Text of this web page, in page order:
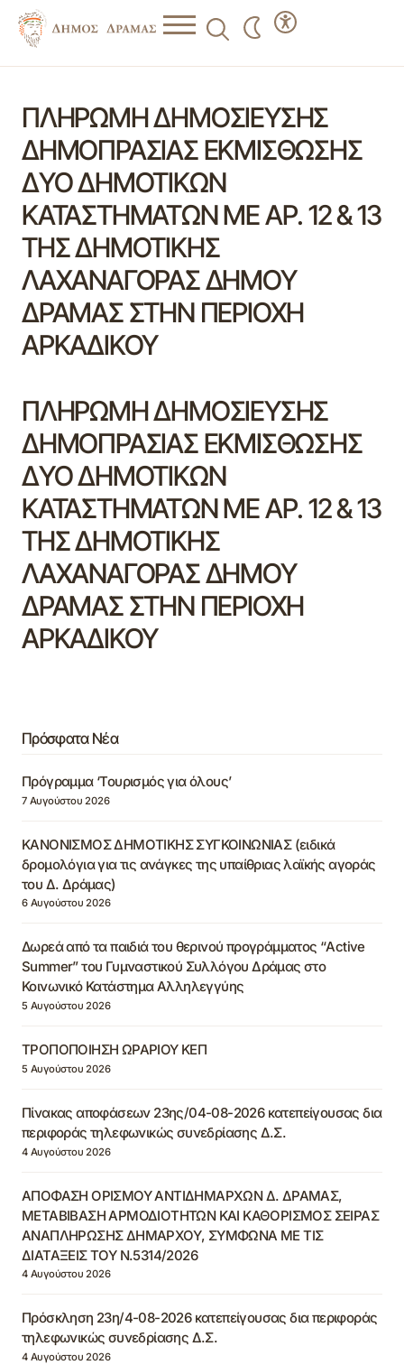
ΠΛΗΡΩΜΗ ΔΗΜΟΣΙΕΥΣΗΣ
ΔΗΜΟΠΡΑΣΙΑΣ ΕΚΜΙΣΘΩΣΗΣ
ΔΥΟ ΔΗΜΟΤΙΚΩΝ
ΚΑΤΑΣΤΗΜΑΤΩΝ ΜΕ ΑΡ. 12 & 13
ΤΗΣ ΔΗΜΟΤΙΚΗΣ
ΛΑΧΑΝΑΓΟΡΑΣ ΔΗΜΟΥ
ΔΡΑΜΑΣ ΣΤΗΝ ΠΕΡΙΟΧΗ
ΑΡΚΑΔΙΚΟΥ
ΠΛΗΡΩΜΗ ΔΗΜΟΣΙΕΥΣΗΣ
ΔΗΜΟΠΡΑΣΙΑΣ ΕΚΜΙΣΘΩΣΗΣ
ΔΥΟ ΔΗΜΟΤΙΚΩΝ
ΚΑΤΑΣΤΗΜΑΤΩΝ ΜΕ ΑΡ. 12 & 13
ΤΗΣ ΔΗΜΟΤΙΚΗΣ
ΛΑΧΑΝΑΓΟΡΑΣ ΔΗΜΟΥ
ΔΡΑΜΑΣ ΣΤΗΝ ΠΕΡΙΟΧΗ
ΑΡΚΑΔΙΚΟΥ
Πρόσφατα Νέα
Πρόγραμμα ‘Τουρισμός για όλους’
7 Αυγούστου 2026
ΚΑΝΟΝΙΣΜΟΣ ΔΗΜΟΤΙΚΗΣ ΣΥΓΚΟΙΝΩΝΙΑΣ (ειδικά
δρομολόγια για τις ανάγκες της υπαίθριας λαϊκής αγοράς
του Δ. Δράμας)
6 Αυγούστου 2026
Δωρεά από τα παιδιά του θερινού προγράμματος “Active
Summer” του Γυμναστικού Συλλόγου Δράμας στο
Κοινωνικό Κατάστημα Αλληλεγγύης
5 Αυγούστου 2026
ΤΡΟΠΟΠΟΙΗΣΗ ΩΡΑΡΙΟΥ ΚΕΠ
5 Αυγούστου 2026
Πίνακας αποφάσεων 23ης/04-08-2026 κατεπείγουσας δια
περιφοράς τηλεφωνικώς συνεδρίασης Δ.Σ.
4 Αυγούστου 2026
ΑΠΟΦΑΣΗ ΟΡΙΣΜΟΥ ΑΝΤΙΔΗΜΑΡΧΩΝ Δ. ΔΡΑΜΑΣ,
ΜΕΤΑΒΙΒΑΣΗ ΑΡΜΟΔΙΟΤΗΤΩΝ ΚΑΙ ΚΑΘΟΡΙΣΜΟΣ ΣΕΙΡΑΣ
ΑΝΑΠΛΗΡΩΣΗΣ ΔΗΜΑΡΧΟΥ, ΣΥΜΦΩΝΑ ΜΕ ΤΙΣ
ΔΙΑΤΑΞΕΙΣ ΤΟΥ Ν.5314/2026
4 Αυγούστου 2026
Πρόσκληση 23η/4-08-2026 κατεπείγουσας δια περιφοράς
τηλεφωνικώς συνεδρίασης Δ.Σ.
4 Αυγούστου 2026